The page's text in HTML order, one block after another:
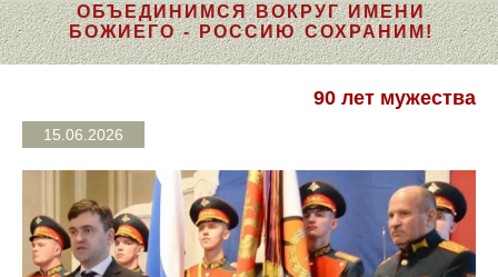
ОБЪЕДИНИМСЯ ВОКРУГ ИМЕНИ
БОЖИЕГО - РОССИЮ СОХРАНИМ!
90 лет мужества
15.06.2026